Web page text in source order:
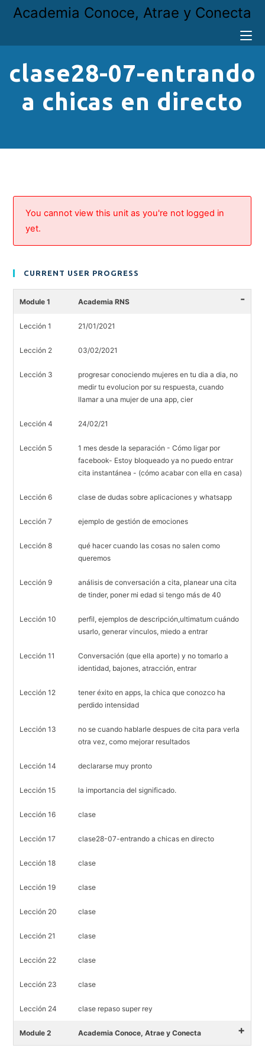
Academia Conoce, Atrae y Conecta
clase28-07-entrando
a chicas en directo
You cannot view this unit as you're not logged in
yet.
CURRENT USER PROGRESS
Module 1 Academia RNS -
Lección 1 21/01/2021
Lección 2 03/02/2021
Lección 3
progresar conociendo mujeres en tu dia a dia, no
medir tu evolucion por su respuesta, cuando
llamar a una mujer de una app, cier
Lección 4 24/02/21
Lección 5
1 mes desde la separación - Cómo ligar por
facebook- Estoy bloqueado ya no puedo entrar
cita instantánea - (cómo acabar con ella en casa)
Lección 6 clase de dudas sobre aplicaciones y whatsapp
Lección 7 ejemplo de gestión de emociones
Lección 8
qué hacer cuando las cosas no salen como
queremos
Lección 9
análisis de conversación a cita, planear una cita
de tinder, poner mi edad si tengo más de 40
Lección 10
perfil, ejemplos de descripción,ultimatum cuándo
usarlo, generar vinculos, miedo a entrar
Lección 11
Conversación (que ella aporte) y no tomarlo a
identidad, bajones, atracción, entrar
Lección 12
tener éxito en apps, la chica que conozco ha
perdido intensidad
Lección 13
no se cuando hablarle despues de cita para verla
otra vez, como mejorar resultados
Lección 14 declararse muy pronto
Lección 15 la importancia del significado.
Lección 16 clase
Lección 17 clase28-07-entrando a chicas en directo
Lección 18 clase
Lección 19 clase
Lección 20 clase
Lección 21 clase
Lección 22 clase
Lección 23 clase
Lección 24 clase repaso super rey
Module 2 Academia Conoce, Atrae y Conecta +